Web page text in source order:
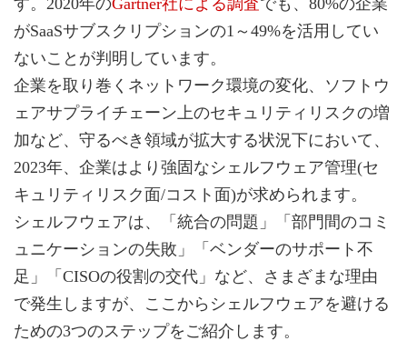
がSaaSサブスクリプションの1～49%を活用してい
ないことが判明しています。
企業を取り巻くネットワーク環境の変化、ソフトウ
ェアサプライチェーン上のセキュリティリスクの増
加など、守るべき領域が拡大する状況下において、
2023年、企業はより強固なシェルフウェア管理(セ
キュリティリスク面/コスト面)が求められます。
シェルフウェアは、「統合の問題」「部門間のコミ
ュニケーションの失敗」「ベンダーのサポート不
足」「CISOの役割の交代」など、さまざまな理由
で発生しますが、ここからシェルフウェアを避ける
ための3つのステップをご紹介します。